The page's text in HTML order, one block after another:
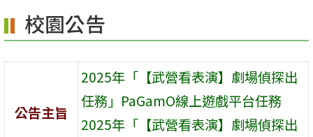
校園公告
公告主旨
2025年「【武營看表演】劇場偵探出
任務」PaGamO線上遊戲平台任務
2025年「【武營看表演】劇場偵探出